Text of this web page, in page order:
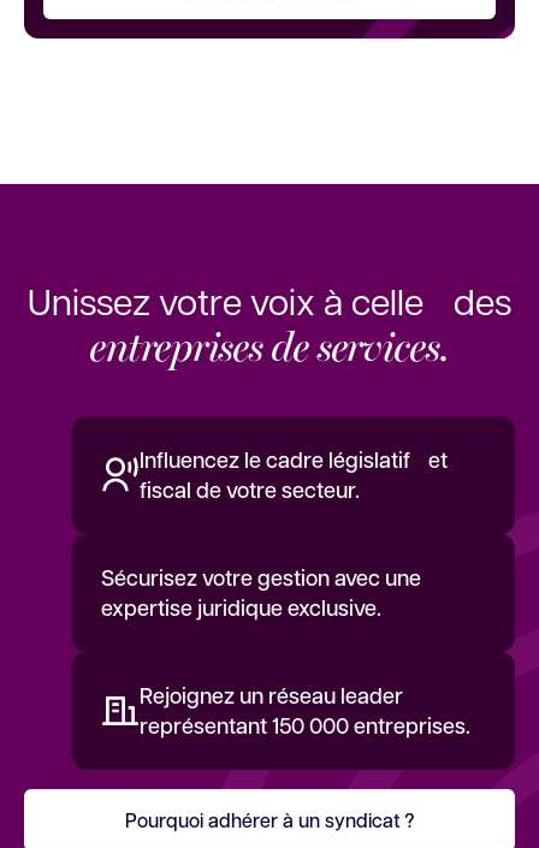
Unissez votre voix à celle des
entreprises de services.
Influencez le cadre législatif et
fiscal de votre secteur.
Sécurisez votre gestion avec une
expertise juridique exclusive.
Rejoignez un réseau leader
représentant 150 000 entreprises.
Pourquoi adhérer à un syndicat ?